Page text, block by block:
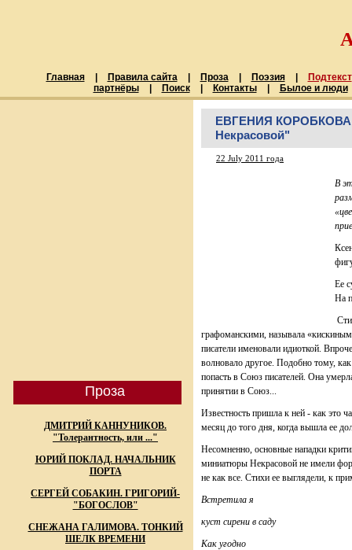
Главная Правила сайта Проза Поэзия
Подтекст
партнёры
Поиск Контакты Былое и люди
Проза
ДМИТРИЙ КАННУНИКОВ.
"Толерантность, или ..."
ЮРИЙ ПОКЛАД. НАЧАЛЬНИК
ПОРТА
СЕРГЕЙ СОБАКИН. ГРИГОРИЙ-
"БОГОСЛОВ"
СНЕЖАНА ГАЛИМОВА. ТОНКИЙ
ШЕЛК ВРЕМЕНИ
ЕВГЕНИЯ КОРОБКОВА.
Некрасовой"
22 July 2011 года
В
Ее
На
графоманскими, называла
писатели именовали идиоткой.
волновало другое. Подобно тому,
попасть в Союз писателей. Она
принятии в Союз...
Известность пришла к ней - как это
месяц до того дня, когда вышла ее
Несомненно, основные нападки
миниатюры Некрасовой не имели
не как все. Стихи ее выглядели, к
Встретила я
куст сирени в саду
Как угодно